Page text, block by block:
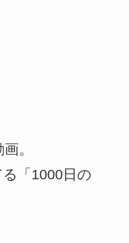
。
「1000日の